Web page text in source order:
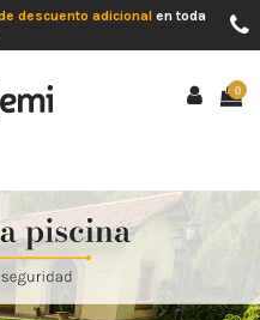
descuento adicional en toda
0